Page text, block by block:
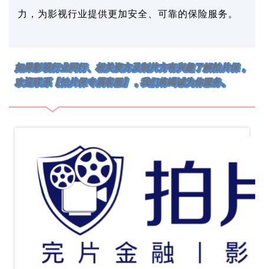
力，为影视行业提供更加安全、可靠的保险服务。
如果影视行业同行、相关资方及制片方有兴趣了解拍片保，
欢迎联系【拍片保专属客服】，我们将竭诚为你服务。